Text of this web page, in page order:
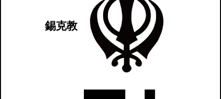
錫克教